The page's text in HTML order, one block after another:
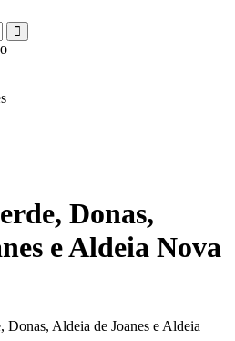
Donas,
e Aldeia Nova
Donas, Aldeia de Joanes e Aldeia